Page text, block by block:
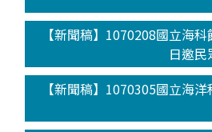
【新聞稿】1070208國立海
日邀民
【新聞稿】1070305國立海